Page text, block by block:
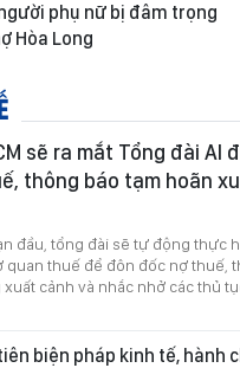
phụ nữ bị đâm trọng
Hòa Long
sẽ ra mắt Tổng đài AI
thông báo tạm hoãn
đầu, tổng đài sẽ tự động thực
quan thuế để đôn đốc nợ thuế,
cảnh và nhắc nhở các thủ
biện pháp kinh tế, hành